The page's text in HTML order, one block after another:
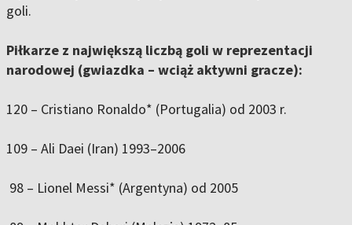
goli.
Piłkarze z największą liczbą goli w reprezentacji
narodowej (gwiazdka – wciąż aktywni gracze):
120 – Cristiano Ronaldo* (Portugalia) od 2003 r.
109 – Ali Daei (Iran) 1993–2006
98 – Lionel Messi* (Argentyna) od 2005